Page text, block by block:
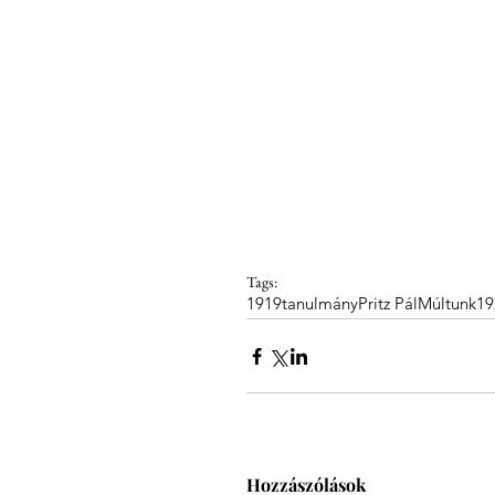
Tags:
1919tanulmányPritz PálMúltunk
Hozzászólások